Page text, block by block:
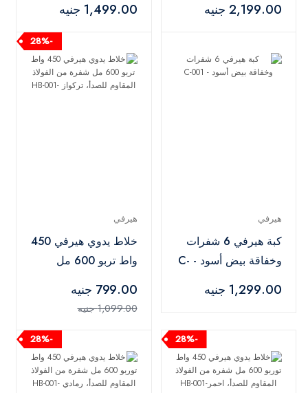
أسود
2,199.00 جنيه
أسود
1,499.00 جنيه
هيرفي
كبة هيرفي 6 شفرات
وخفاقة بيض أسود - C-
1,299.00 جنيه
-28%
هيرفي
خلاط يدوي هيرفي 450
واط تربو 600 مل
المقاوم للصدأ، تركواز -
HB-001
799.00 جنيه
1,099.00 جنيه
-28%
-28%